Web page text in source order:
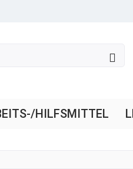
HILFSMITTEL